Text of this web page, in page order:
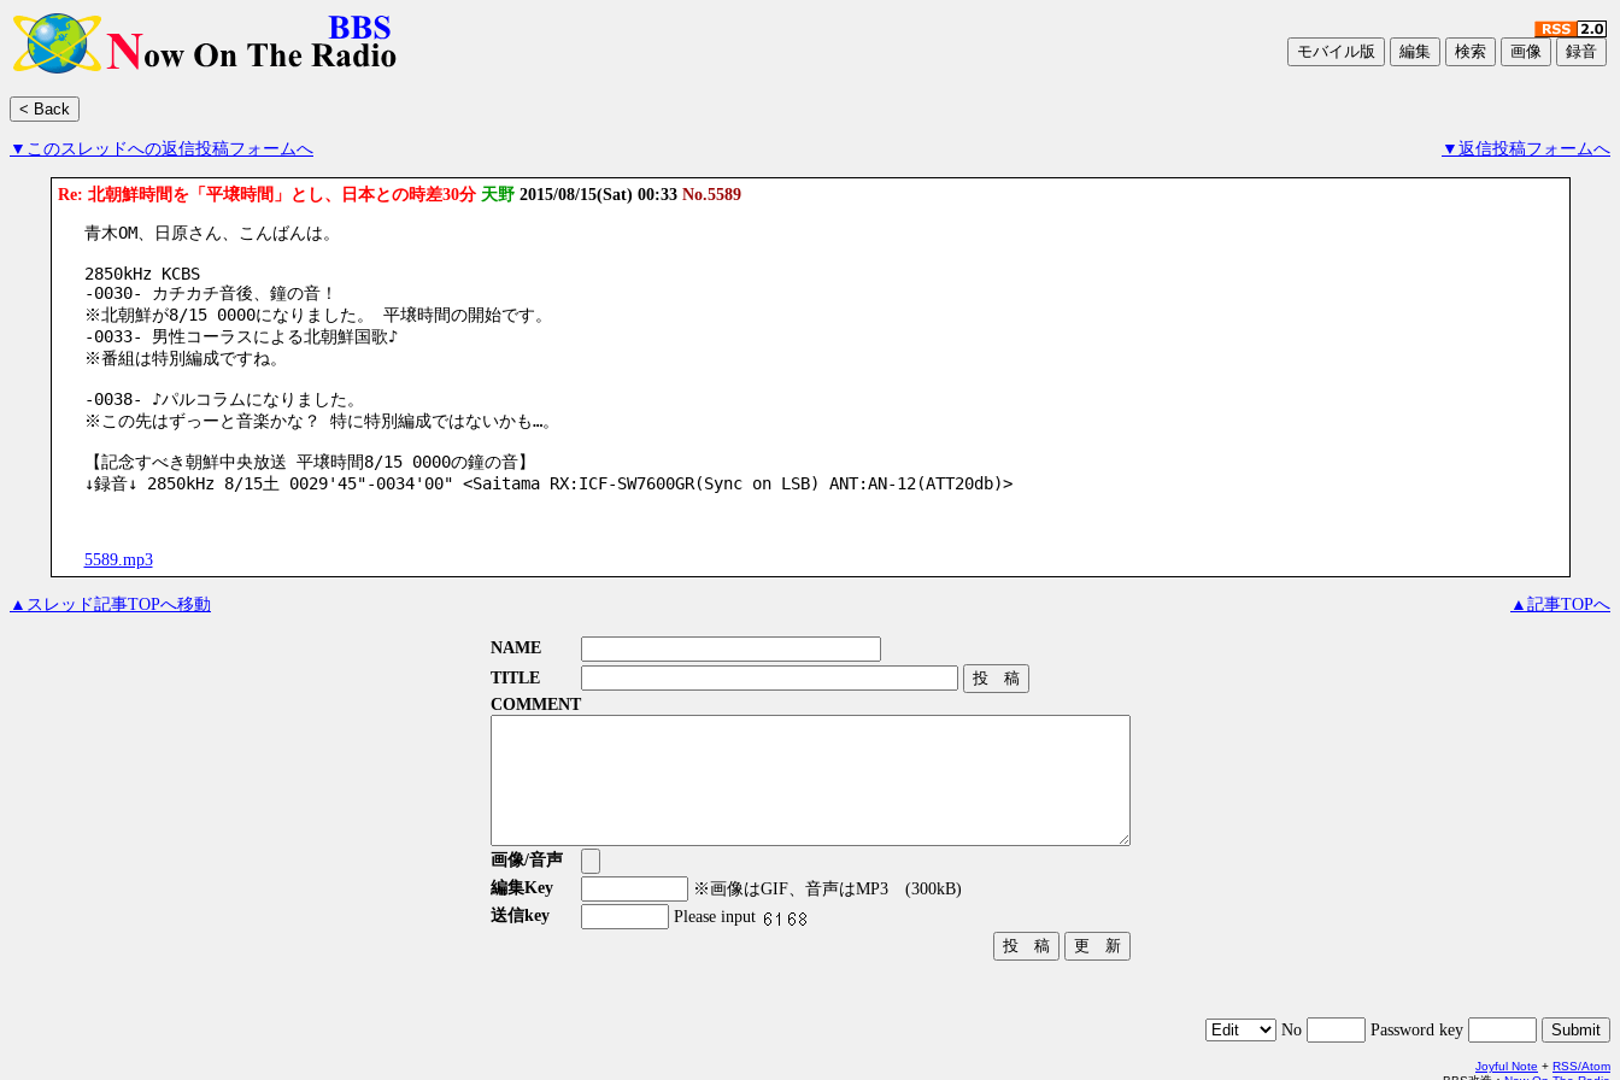
▼このスレッドへの返信投稿フォームへ ▼返信投稿フォームへ
Re: 北朝鮮時間を「平壌時間」とし、日本との時差30分 天野 2015/08/15(Sat) 00:33 No.5589
青木OM、日原さん、こんばんは。
2850kHz KCBS
-0030- カチカチ音後、鐘の音！
※北朝鮮が8/15 0000になりました。 平壌時間の開始です。
-0033- 男性コーラスによる北朝鮮国歌♪
※番組は特別編成ですね。
-0038- ♪パルコラムになりました。
※この先はずっーと音楽かな？ 特に特別編成ではないかも…。
【記念すべき朝鮮中央放送 平壌時間8/15 0000の鐘の音】
↓録音↓ 2850kHz 8/15土 0029'45"-0034'00" <Saitama RX:ICF-SW7600GR(Sync on LSB) ANT:AN-12(ATT20db)>
5589.mp3
▲スレッド記事TOPへ移動 ▲記事TOPへ
NAME
TITLE
COMMENT
画像/音声
編集Key
※画像はGIF、音声はMP3 (300kB)
送信key
Please input
No Password key
Joyful Note + RSS/Atom